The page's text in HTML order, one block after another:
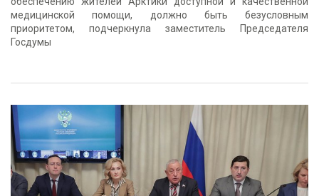
медицинской помощи, должно быть безусловным
приоритетом, подчеркнула заместитель Председателя
Госдумы